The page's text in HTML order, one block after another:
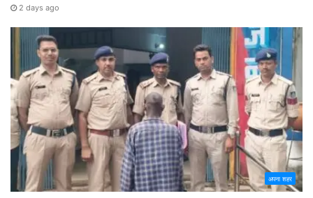
2 days ago
अपना शहर